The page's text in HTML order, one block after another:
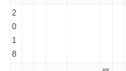
2
0
1
8